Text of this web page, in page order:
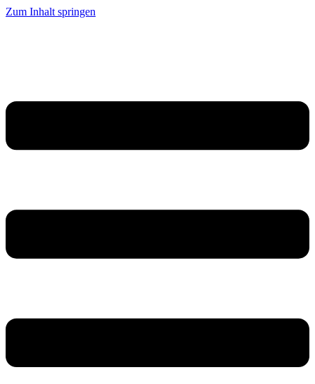
Zum Inhalt springen